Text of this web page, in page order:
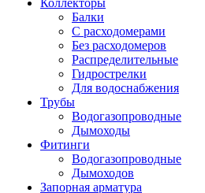
Коллекторы
Балки
С расходомерами
Без расходомеров
Распределительные
Гидрострелки
Для водоснабжения
Трубы
Водогазопроводные
Дымоходы
Фитинги
Водогазопроводные
Дымоходов
Запорная арматура